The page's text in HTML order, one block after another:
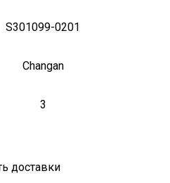
S301099-0201
Changan
3
доставки